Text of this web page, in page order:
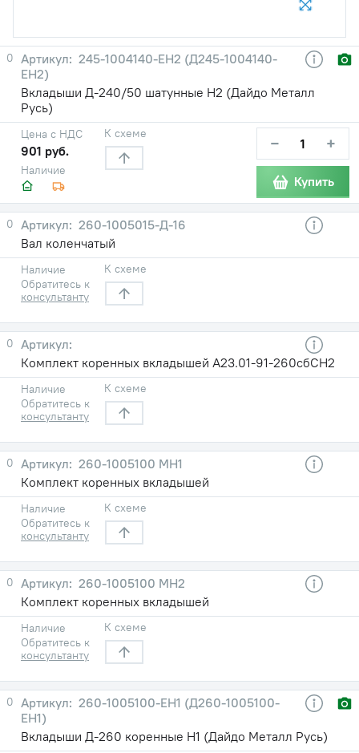
0
245-1004140-ЕН2 (Д245-1004140-
ЕН2)
Вкладыши Д-240/50 шатунные Н2 (Дайдо Металл
Русь)
Наличие
Цена с НДС
901 руб.
К схеме − +
Купить
0
260-1005015-Д-16
Вал коленчатый
Наличие
Обратитесь к
консультанту
К схеме
0
Комплект коренных вкладышей А23.01-91-260сбСН2
Наличие
Обратитесь к
консультанту
К схеме
0
260-1005100 МН1
Комплект коренных вкладышей
Наличие
Обратитесь к
консультанту
К схеме
0
260-1005100 МН2
Комплект коренных вкладышей
Наличие
Обратитесь к
консультанту
К схеме
0
260-1005100-ЕН1 (Д260-1005100-
ЕН1)
Вкладыши Д-260 коренные Н1 (Дайдо Металл Русь)